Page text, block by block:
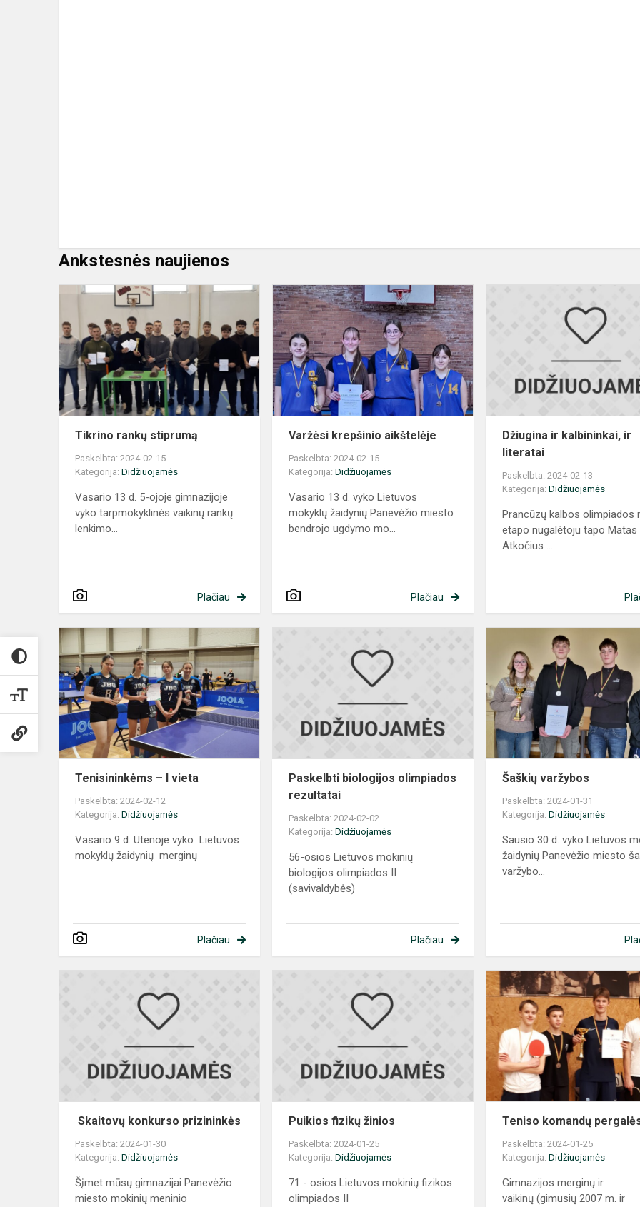
Ankstesnės naujienos
Tikrino
rankų
stiprumą
Tikrino rankų stiprumą
Paskelbta: 2024-02-15
Kategorija: Didžiuojamės
Vasario 13 d. 5-ojoje gimnazijoje
vyko tarpmokyklinės vaikinų rankų
lenkimo...
Plačiau
Varžėsi
krepšinio
Varžėsi krepšinio aikštelėje
Paskelbta: 2024-02-15
Kategorija:Didžiuojamės
Vasario 13 d. vyko Lietuvos
mokyklų žaidynių Panevėžio miesto
bendrojo ugdymo mo...
Plačiau
Džiugina ir kalbininkai, ir
literatai
Paskelbta: 2024-02-13
Kategorija:Didžiuojamės
Prancūzų kalbos olimpiados
etapo nugalėtoju tapo Matas
Atkočius ...
–
vieta
Tenisininkėms – I vieta
Paskelbta: 2024-02-12
Kategorija: Didžiuojamės
Vasario 9 d. Utenoje vyko Lietuvos
mokyklų žaidynių merginų
Plačiau
biologijos
olimpiados
rezultatai
Paskelbti biologijos olimpiados
rezultatai
Paskelbta: 2024-02-02
Kategorija:Didžiuojamės
56-osios Lietuvos mokinių
biologijos olimpiados II
(savivaldybės)
Plačiau
Šaškių varžybos
Paskelbta: 2024-01-31
Kategorija:Didžiuojamės
Sausio 30 d. vyko Lietuvos
žaidynių Panevėžio miesto
varžybo...
Skaitovų konkurso prizininkės
Paskelbta: 2024-01-30
Kategorija: Didžiuojamės
Šįmet mūsų gimnazijai Panevėžio
miesto mokinių meninio
Puikios
fizikų
žinios
Puikios fizikų žinios
Paskelbta: 2024-01-25
Kategorija:Didžiuojamės
71 - osios Lietuvos mokinių fizikos
olimpiados II
Teniso komandų
Paskelbta: 2024-01-25
Kategorija:Didžiuojamės
Gimnazijos merginų ir
vaikinų (gimusių 2007 m. ir